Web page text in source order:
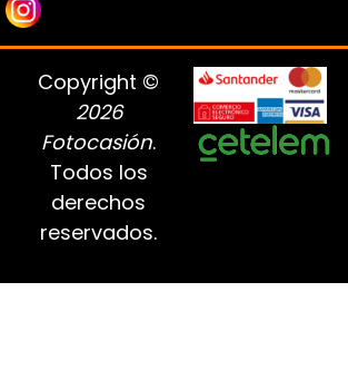
Copyright ©
2026
Fotocasión.
Todos los
derechos
reservados.